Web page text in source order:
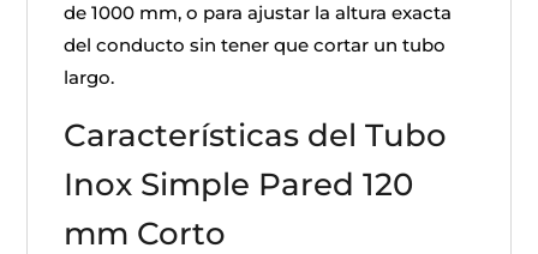
de 1000 mm, o para ajustar la altura exacta
del conducto sin tener que cortar un tubo
largo.
Características del Tubo
Inox Simple Pared 120
mm Corto